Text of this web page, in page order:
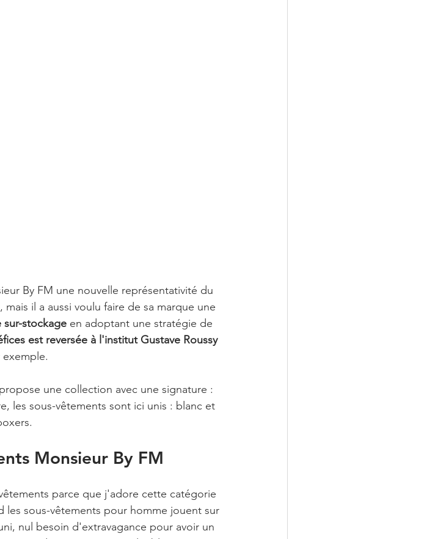
By FM une nouvelle représentativité du
il a aussi voulu faire de sa marque une
sur-stockage en adoptant une stratégie de
est reversée à l'institut Gustave Roussy
une collection avec une signature :
les sous-vêtements sont ici unis : blanc et
Monsieur By FM
parce que j'adore cette catégorie
sous-vêtements pour homme jouent sur
nul besoin d'extravagance pour avoir un